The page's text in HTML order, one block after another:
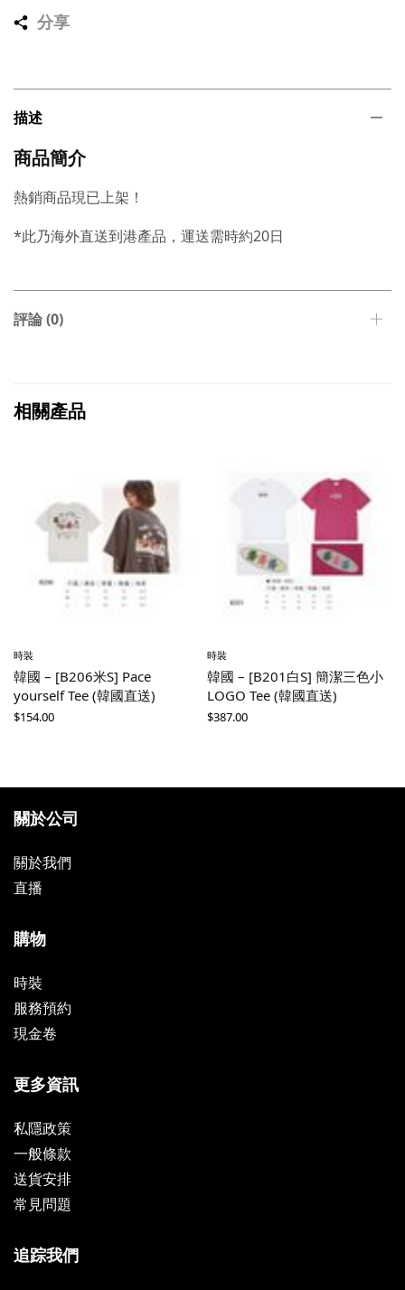
分享
描述
商品簡介
熱銷商品現已上架！
*此乃海外直送到港產品，運送需時約20日
評論 (0)
相關產品
時裝
韓國 – [B206米S] Pace
yourself Tee (韓國直送)
$154.00
時裝
韓國 – [B201白S] 簡潔三色小
LOGO Tee (韓國直送)
$387.00
關於公司
關於我們
直播
購物
時裝
服務預約
現金卷
更多資訊
私隱政策
一般條款
送貨安排
常見問題
追踪我們